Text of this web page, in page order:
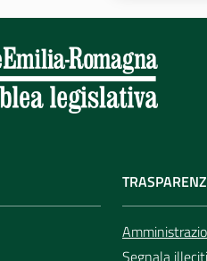
Segnala illeciti